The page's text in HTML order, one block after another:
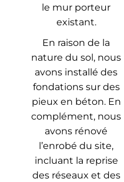
le mur porteur
existant.
En raison de la
nature du sol, nous
avons installé des
fondations sur des
pieux en béton. En
complément, nous
avons rénové
l’enrobé du site,
incluant la reprise
des réseaux et des